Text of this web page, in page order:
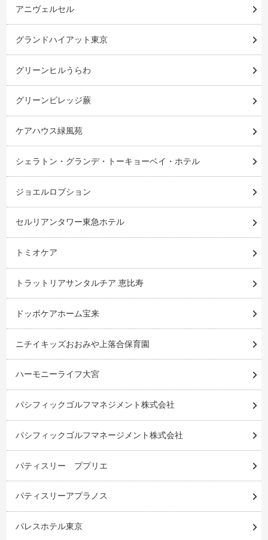
アニヴェルセル
グランドハイアット東京
グリーンヒルうらわ
グリーンビレッジ蕨
ケアハウス緑風苑
シェラトン・グランデ・トーキョーベイ・ホテル
ジョエルロブション
セルリアンタワー東急ホテル
トミオケア
トラットリアサンタルチア 恵比寿
ドッポケアホーム宝来
ニチイキッズおおみや上落合保育園
ハーモニーライフ大宮
パシフィックゴルフマネジメント株式会社
パシフィックゴルフマネージメント株式会社
パティスリー ププリエ
パティスリーアプラノス
パレスホテル東京